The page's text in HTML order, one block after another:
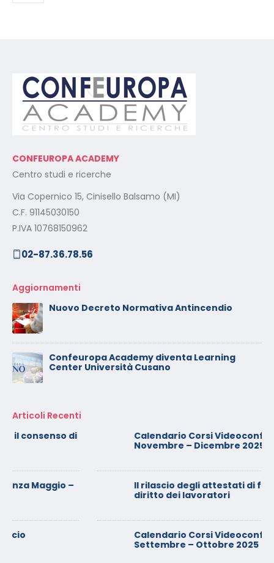
CONFEUROPA ACADEMY
Centro studi e ricerche
Via Copernico 15, Cinisello Balsamo (MI)
C.F. 91145030150
P.IVA 10768150962
02-87.36.78.56
Aggiornamenti
Nuovo Decreto Normativa Antincendio
Confeuropa Academy diventa Learning
Center Università Cusano
Articoli Recenti
Calendario Corsi Videoconferenza
Novembre – Dicembre 2025
Il rilascio degli attestati di formazione: è un
diritto dei lavoratori
Calendario Corsi Videoconferenza
Settembre – Ottobre 2025